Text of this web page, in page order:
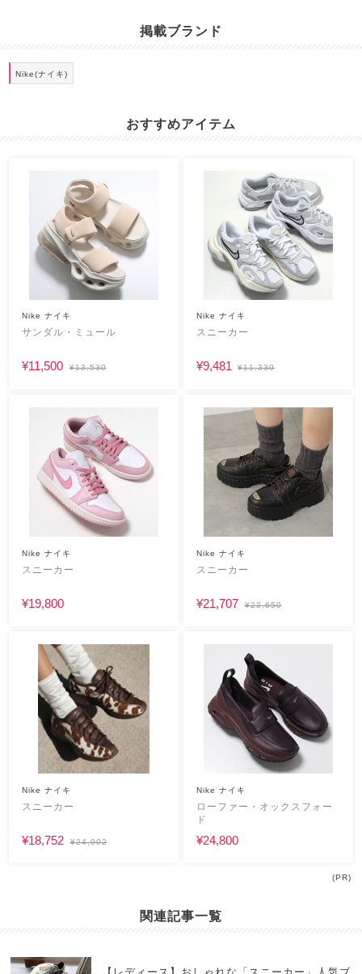
掲載ブランド
Nike(ナイキ)
おすすめアイテム
Nike ナイキ
サンダル・ミュール
¥11,500 ¥13,530
Nike ナイキ
スニーカー
¥9,481 ¥11,330
Nike ナイキ
スニーカー
¥19,800
Nike ナイキ
スニーカー
¥21,707 ¥23,650
Nike ナイキ
スニーカー
¥18,752 ¥24,002
Nike ナイキ
ローファー・オックスフォー
ド
¥24,800
(PR)
関連記事一覧